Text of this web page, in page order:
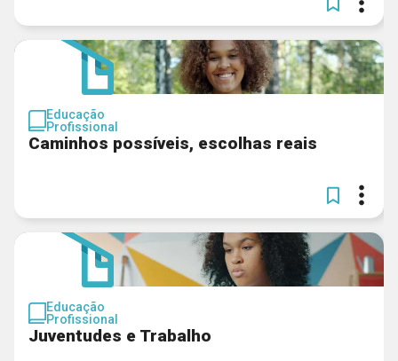
Educação
Profissional
Caminhos possíveis, escolhas reais
Educação
Profissional
Juventudes e Trabalho